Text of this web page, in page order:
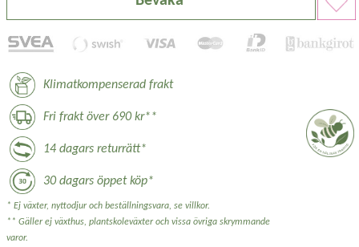
Klimatkompenserad frakt
Fri frakt över 690 kr**
14 dagars returrätt*
30 dagars öppet köp*
* Ej växter, nyttodjur och beställningsvara, se villkor.
** Gäller ej växthus, plantskoleväxter och vissa övriga skrymmande
varor.